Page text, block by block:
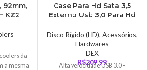
92mm,
KZ2
da
a mesma
Case Para Hd Sata 3,5
Externo Usb 3,0 Para Hd
Disco Rígido (HD), Acessórios,
Hardwares
DEX
R$209,99
Alta velocidade USB 3.0 -